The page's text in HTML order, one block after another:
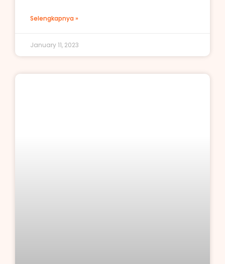
Selengkapnya »
January 11, 2023